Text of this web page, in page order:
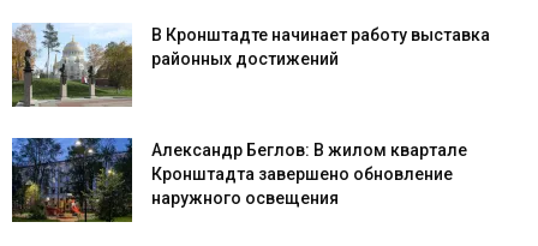
В Кронштадте начинает работу выставка
районных достижений
Александр Беглов: В жилом квартале
Кронштадта завершено обновление
наружного освещения